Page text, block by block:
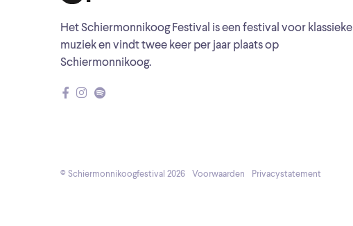
Het Schiermonnikoog Festival is een festival voor klassieke
muziek en vindt twee keer per jaar plaats op
Schiermonnikoog.
© Schiermonnikoogfestival 2026 Voorwaarden Privacystatement